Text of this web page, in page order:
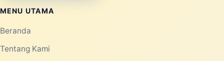
MENU UTAMA
Beranda
Tentang Kami